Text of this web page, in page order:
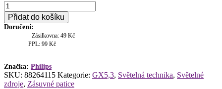
Philips
ELC,
24V/250W,
GX
Přidat do košíku
Doručení:
Zásilkovna: 49 Kč
PPL: 99 Kč
Značka: Philips
SKU: 88264115 Kategorie: GX5,3, Světelná technika, Světelné
zdroje, Zásuvné patice